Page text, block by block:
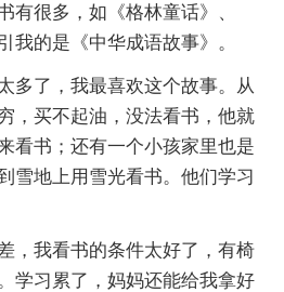
有很多，如《格林童话》、
的是《中华成语故事》。
多了，我最喜欢这个故事。从
，买不起油，没法看书，他就
看书；还有一个小孩家里也是
雪地上用雪光看书。他们学习
，我看书的条件太好了，有椅
学习累了，妈妈还能给我拿好